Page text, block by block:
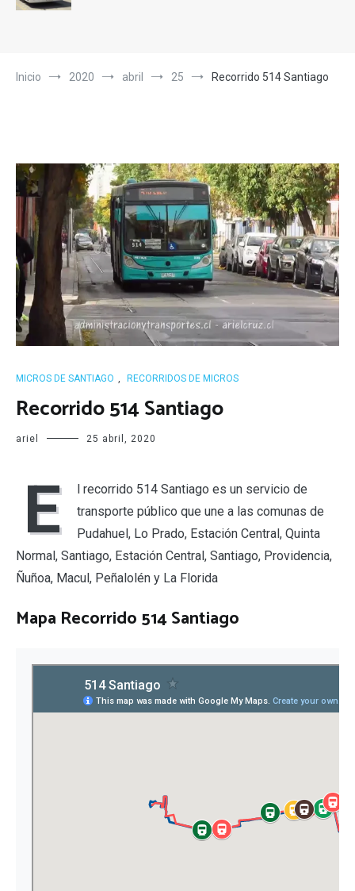
Inicio 2020 abril 25 Recorrido 514 Santiago
MICROS DE SANTIAGO , RECORRIDOS DE MICROS
Recorrido 514 Santiago
ariel 25 abril, 2020
E
l recorrido 514 Santiago es un servicio de
transporte público que une a las comunas de
Pudahuel, Lo Prado, Estación Central, Quinta
Normal, Santiago, Estación Central, Santiago, Providencia,
Ñuñoa, Macul, Peñalolén y La Florida
Mapa Recorrido 514 Santiago